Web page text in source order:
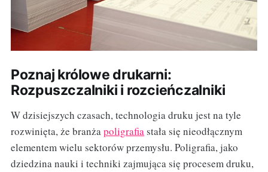
Poznaj królowe drukarni:
Rozpuszczalniki i rozcieńczalniki
W dzisiejszych czasach, technologia druku jest na tyle
rozwinięta, że branżapoligrafiastała się nieodłącznym
elementem wielu sektorów przemysłu. Poligrafia, jako
dziedzina nauki i techniki zajmująca się procesem druku,